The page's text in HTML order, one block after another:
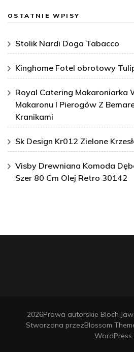
OSTATNIE WPISY
Stolik Nardi Doga Tabacco
Kinghome Fotel obrotowy
Royal Catering Makaroniarka
Makaronu I Pierogów Z
Kranikami
Sk Design Kr012 Zielone
Visby Drewniana Komoda
Szer 80 Cm Olej Retro 30142
2026Prawa autorskie Bloch
Stworzona przezBlossom
WordPress.